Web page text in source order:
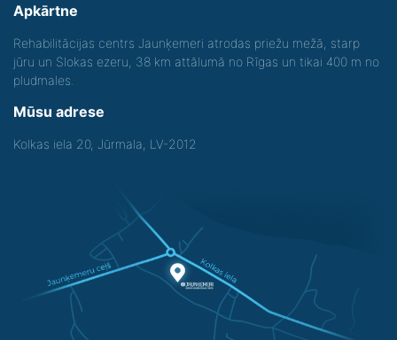
Apkārtne
Rehabilitācijas centrs Jaunķemeri atrodas priežu mežā, starp
jūru un Slokas ezeru, 38 km attālumā no Rīgas un tikai 400 m no
pludmales.
Mūsu adrese
Kolkas iela 20, Jūrmala, LV-2012